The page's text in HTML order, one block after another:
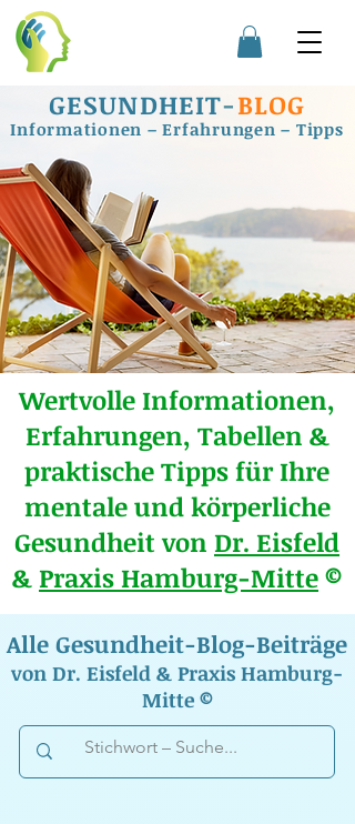
GESUNDHEIT-BLOG
Informationen – Erfahrungen – Tipps
Wertvolle Informationen,
Erfahrungen, Tabellen &
praktische Tipps für Ihre
mentale und körperliche
Gesundheit von Dr. Eisfeld
&Praxis Hamburg-Mitte©
Alle Gesundheit-Blog-Beiträge
von Dr. Eisfeld & Praxis Hamburg-
Mitte ©